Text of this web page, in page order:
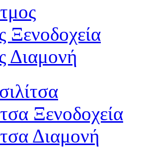
Ξενοδοχεία
Διαμονή
Ξενοδοχεία
Διαμονή